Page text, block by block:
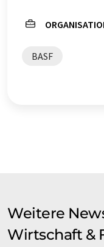
BASF
Weitere
Wirtschaft &